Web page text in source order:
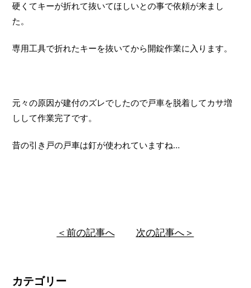
硬くてキーが折れて抜いてほしいとの事で依頼が来まし
た。
専用工具で折れたキーを抜いてから開錠作業に入ります。
元々の原因が建付のズレでしたので戸車を脱着してカサ増
しして作業完了です。
昔の引き戸の戸車は釘が使われていますね…
＜前の記事へ 次の記事へ＞
カテゴリー